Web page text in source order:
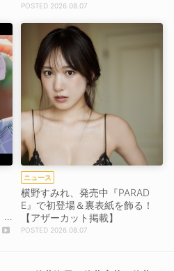
2026.08.07
ニュース
横野すみれ、発売中『PARAD
E』で初登場＆裏表紙を飾る！
【アザーカット掲載】
2026.08.07